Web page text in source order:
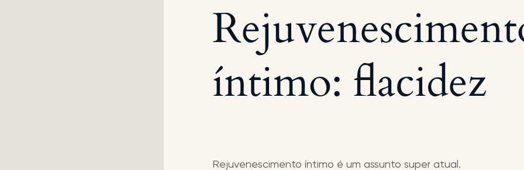
íntimo: flacidez
Rejuvenescimento íntimo é um assunto super atual.